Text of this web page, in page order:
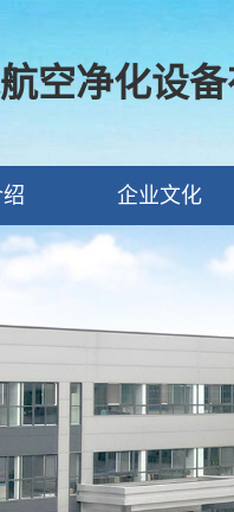
空净化设备
企业文化